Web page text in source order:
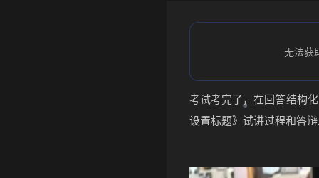
无法获
考试考完了，在回答结构
设置标题》试讲过程和答